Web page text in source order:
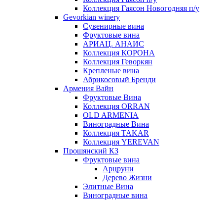
Коллекция Гаясон Новогодняя п/у
Gevorkian winery
Сувенирные вина
Фруктовые вина
АРИАЦ. АНАИС
Коллекция КОРОНА
Коллекция Геворкян
Крепленые вина
Абрикосовый Бренди
Армения Вайн
Фруктовые Вина
Коллекция ORRAN
OLD ARMENIA
Виноградные Вина
Коллекция TAKAR
Коллекция YEREVAN
Прошянский КЗ
Фруктовые вина
Арцруни
Дерево Жизни
Элитные Вина
Виноградные вина